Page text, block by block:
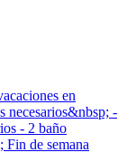
en
necesarios&nbsp; -
- 2 baño
Fin de semana